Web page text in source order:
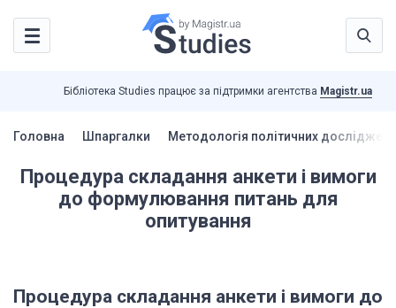
Бібліотека Studies працює за підтримки агентства Magistr.ua
Головна Шпаргалки Методологія політичних
Процедура складання анкети і вимоги
до формулювання питань для
опитування
Процедура складання анкети і вимоги до